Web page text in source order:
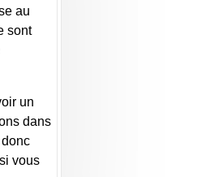
au
sont
un
dans
vous